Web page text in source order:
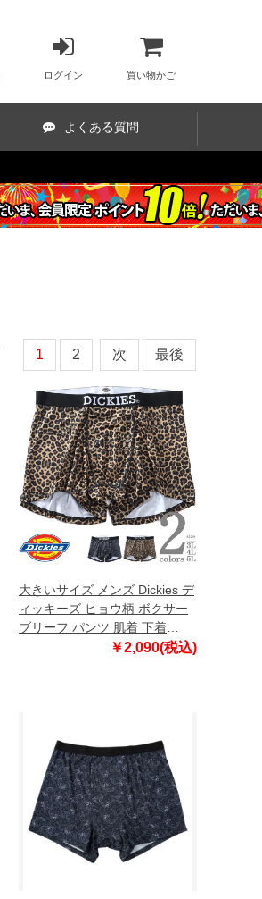
ログイン 買い物かご
よくある質問
1 2 次 最後
大きいサイズ メンズ Dickies デ
ィッキーズ ヒョウ柄 ボクサー
ブリーフ パンツ 肌着 下着
￥2,090(税込)